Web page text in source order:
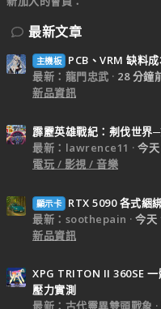
最新文章
主機板
PCB、VRM 缺料
最新：龍門忠武
28 分鐘
新品資訊
霹靂英雄戰紀：刜伐世界
最新：lawrence11
今
電玩 / 影視 / 音樂
顯示卡
RTX 5090 各式綑
最新：soothepain
今天
新品資訊
XPG TRITON II 360SE
壓力實測
最新：古代靈異雙頭戰象